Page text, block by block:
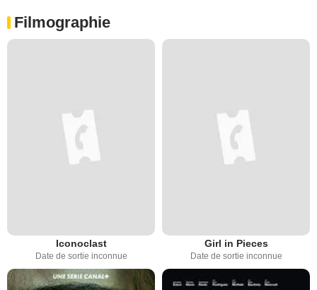
Filmographie
Iconoclast
Date de sortie inconnue
Girl in Pieces
Date de sortie inconnue